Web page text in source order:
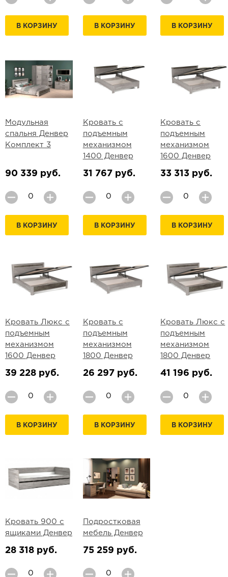
В КОРЗИНУ В КОРЗИНУ В КОРЗИНУ
Модульная
спальня Денвер
Комплект 3
90 339 руб.
В КОРЗИНУ
Кровать с
подъемным
механизмом
1400 Денвер
31 767 руб.
В КОРЗИНУ
Кровать с
подъемным
механизмом
1600 Денвер
33 313 руб.
В КОРЗИНУ
Кровать Люкс с
подъемным
механизмом
1600 Денвер
39 228 руб.
В КОРЗИНУ
Кровать с
подъемным
механизмом
1800 Денвер
26 297 руб.
В КОРЗИНУ
Кровать Люкс с
подъемным
механизмом
1800 Денвер
41 196 руб.
В КОРЗИНУ
Кровать 900 с
ящиками Денвер
28 318 руб.
Подростковая
мебель Денвер
75 259 руб.